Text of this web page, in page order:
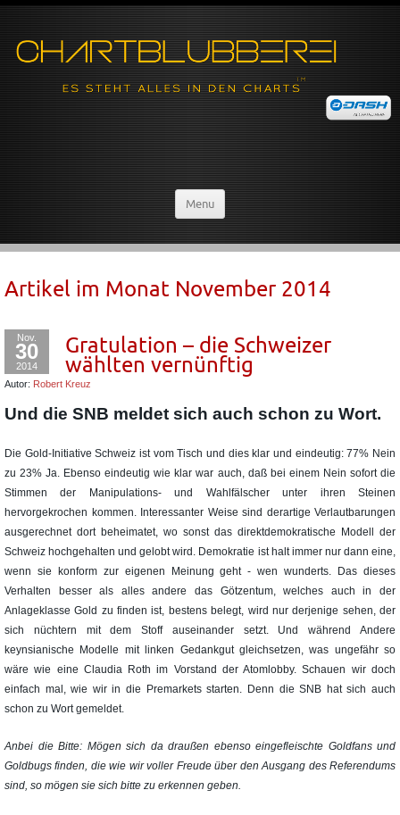
Menu
Artikel im Monat November 2014
Nov.
30
2014
Gratulation – die Schweizer
wählten vernünftig
Autor: Robert Kreuz
Und die SNB meldet sich auch schon zu Wort.
Die Gold-Initiative Schweiz ist vom Tisch und dies klar und eindeutig: 77% Nein
zu 23% Ja. Ebenso eindeutig wie klar war auch, daß bei einem Nein sofort die
Stimmen der Manipulations- und Wahlfälscher unter ihren Steinen
hervorgekrochen kommen. Interessanter Weise sind derartige Verlautbarungen
ausgerechnet dort beheimatet, wo sonst das direktdemokratische Modell der
Schweiz hochgehalten und gelobt wird. Demokratie ist halt immer nur dann eine,
wenn sie konform zur eigenen Meinung geht - wen wunderts. Das dieses
Verhalten besser als alles andere das Götzentum, welches auch in der
Anlageklasse Gold zu finden ist, bestens belegt, wird nur derjenige sehen, der
sich nüchtern mit dem Stoff auseinander setzt. Und während Andere
keynsianische Modelle mit linken Gedankgut gleichsetzen, was ungefähr so
wäre wie eine Claudia Roth im Vorstand der Atomlobby. Schauen wir doch
einfach mal, wie wir in die Premarkets starten. Denn die SNB hat sich auch
schon zu Wort gemeldet.
Anbei die Bitte: Mögen sich da draußen ebenso eingefleischte Goldfans und
Goldbugs finden, die wie wir voller Freude über den Ausgang des Referendums
sind, so mögen sie sich bitte zu erkennen geben.